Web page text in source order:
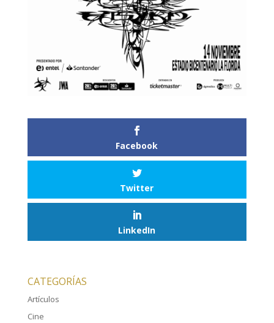
Facebook
Twitter
LinkedIn
CATEGORÍAS
Artículos
Cine